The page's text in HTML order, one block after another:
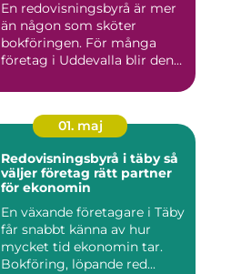
En redovisningsbyrå är mer
än någon som sköter
bokföringen. För många
företag i Uddevalla blir den
01. maj
Redovisningsbyrå i täby så
väljer företag rätt partner
för ekonomin
En växande företagare i Täby
får snabbt känna av hur
mycket tid ekonomin tar.
Bokföring, löpande red...